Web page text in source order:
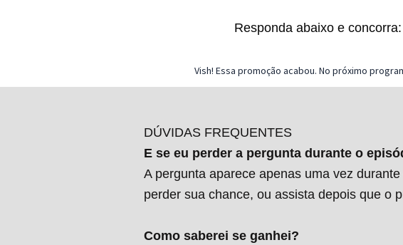
Responda abaixo e concorra:
Vish! Essa promoção acabou. No próximo
DÚVIDAS FREQUENTES
E se eu perder a pergunta durante o
A pergunta aparece apenas uma vez
perder sua chance, ou assista depois que o
Como saberei se ganhei?